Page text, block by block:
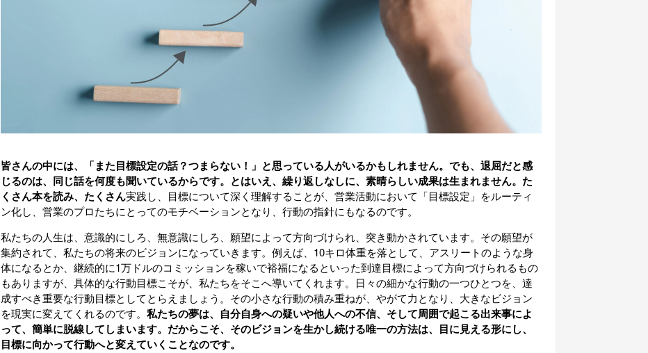
皆さんの中には、「また目標設定の話？つまらない！」と思っている人がいるかもしれません。でも、退屈だと感
じるのは、同じ話を何度も聞いているからです。とはいえ、繰り返しなしに、素晴らしい成果は生まれません。た
くさん本を読み、たくさん実践し、目標について深く理解することが、営業活動において「目標設定」をルーティ
ン化し、営業のプロたちにとってのモチベーションとなり、行動の指針にもなるのです。
私たちの人生は、意識的にしろ、無意識にしろ、願望によって方向づけられ、突き動かされています。その願望が
集約されて、私たちの将来のビジョンになっていきます。例えば、10キロ体重を落として、アスリートのような身
体になるとか、継続的に1万ドルのコミッションを稼いで裕福になるといった到達目標によって方向づけられるもの
もありますが、具体的な行動目標こそが、私たちをそこへ導いてくれます。日々の細かな行動の一つひとつを、達
成すべき重要な行動目標としてとらえましょう。その小さな行動の積み重ねが、やがて力となり、大きなビジョン
を現実に変えてくれるのです。 私たちの夢は、自分自身への疑いや他人への不信、そして周囲で起こる出来事によ
って、簡単に脱線してしまいます。だからこそ、そのビジョンを生かし続ける唯一の方法は、目に見える形にし、
目標に向かって行動へと変えていくことなのです。